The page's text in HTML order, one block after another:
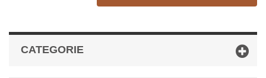
CATEGORIE